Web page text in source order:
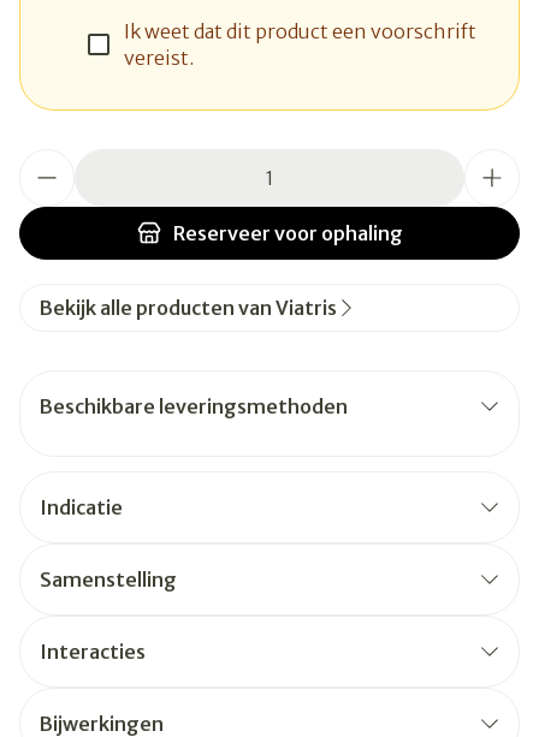
Ik weet dat dit product een voorschrift
vereist.
Reserveer voor ophaling
Bekijk alle producten van Viatris
Beschikbare leveringsmethoden
Indicatie
Samenstelling
Interacties
Bijwerkingen